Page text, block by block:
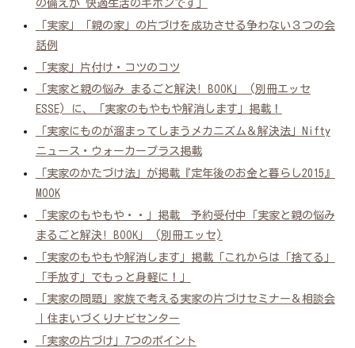
の備えが 快適生活のキホンです」
「実家」「親の家」の片づけを成功させる争わない３つの会
話例
「実家」片付け・コツのコツ
「実家と親の悩み まるごと解決! BOOK」 (別冊エッセ
ESSE) に、「実家のもやもや解消します」掲載！
「実家にものが溜まってしまうメカニズム＆解決法」Nifty
ニュース・ウォーカープラス掲載
「実家のかたづけ法」が掲載『定年後のお金と暮らし2015』
MOOK
「実家のもやもや・・」掲載 予約受付中「実家と親の悩み
まるごと解決! BOOK」 (別冊エッセ)
「実家のもやもや解消します」掲載「これからは「捨てる」
「手放す」でもっと身軽に！」
「実家の問題」家族で考える実家の片づけセミナー＆相談会
｜住まいづくりナビセンター
「実家の片づけ」7つのポイント